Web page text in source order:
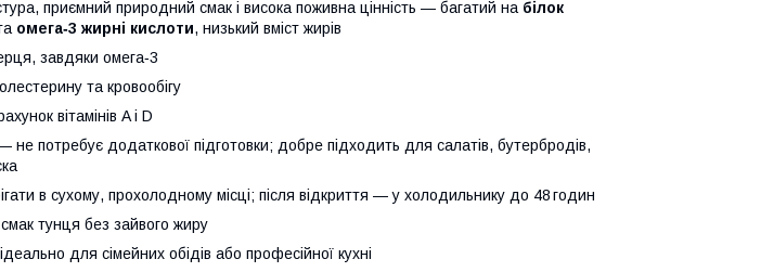
приємний природний смак і висока поживна цінність — багатий на білок
омега‑3 жирні кислоти, низький вміст жирів
завдяки омега‑3
та кровообігу
вітамінів A і D
не потребує додаткової підготовки; добре підходить для салатів, бутербродів,
в сухому, прохолодному місці; після відкриття — у холодильнику до 48 годин
тунця без зайвого жиру
для сімейних обідів або професійної кухні